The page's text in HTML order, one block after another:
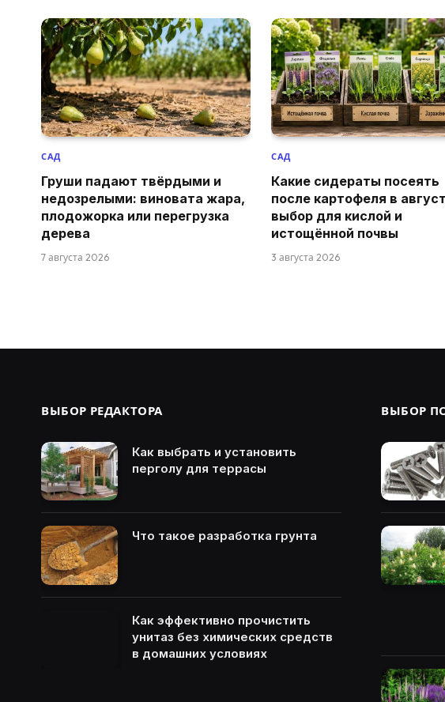
САД
Груши падают твёрдыми и
недозрелыми: виновата жара,
плодожорка или перегрузка
дерева
7 августа 2026
САД
Какие сидераты посеять
после картофеля в
выбор для кислой и
истощённой почвы
3 августа 2026
ВЫБОР РЕДАКТОРА
Как выбрать и установить
перголу для террасы
Что такое разработка грунта
Как эффективно прочистить
унитаз без химических средств
в домашних условиях
ВЫБОР